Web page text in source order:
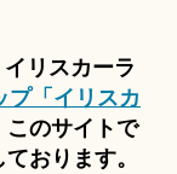
リスカーラ
プ「イリスカ
このサイトで
おります。